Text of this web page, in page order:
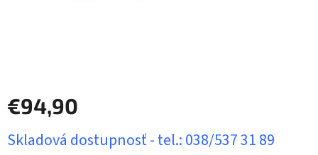
€94,90
cena:
Skladová dostupnosť - tel.: 038/537 31 89